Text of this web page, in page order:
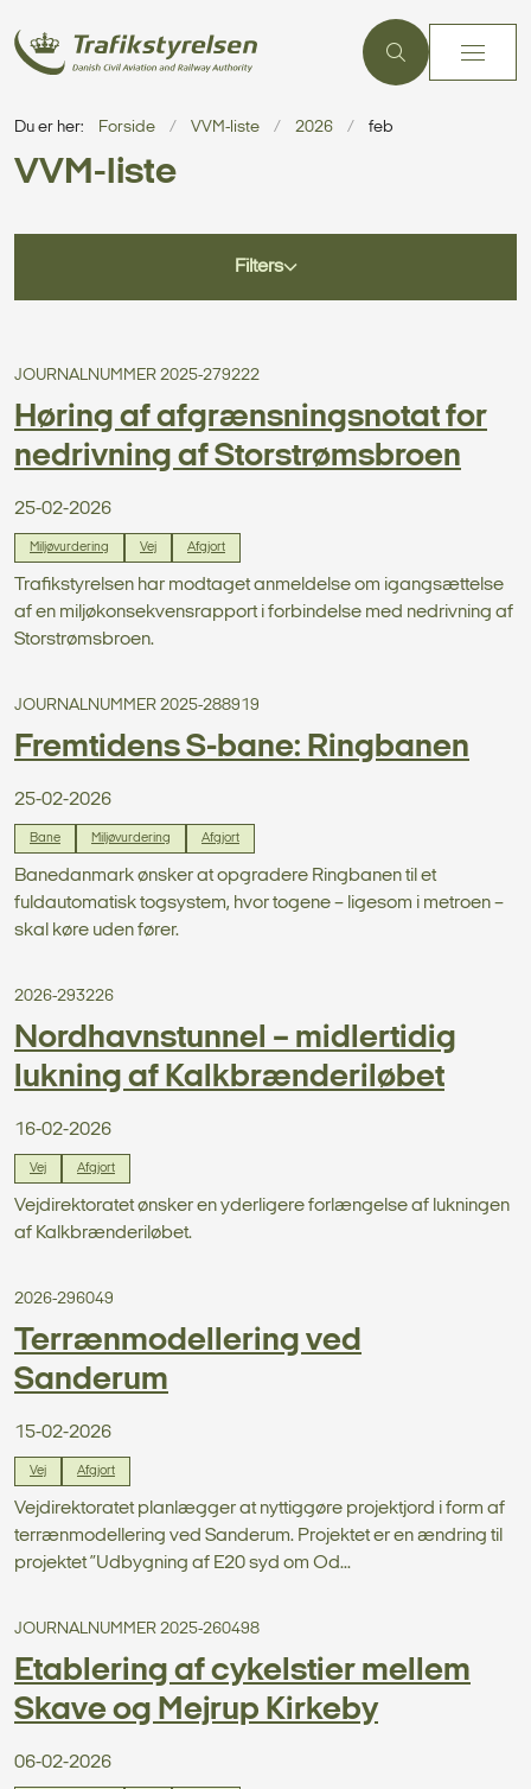
Du er her: Forside VVM-liste 2026 feb
VVM-liste
Filters
JOURNALNUMMER 2025-279222
Høring af afgrænsningsnotat for
nedrivning af Storstrømsbroen
25-02-2026
Miljøvurdering Vej Afgjort
Trafikstyrelsen har modtaget anmeldelse om igangsættelse
af en miljøkonsekvensrapport i forbindelse med nedrivning af
Storstrømsbroen.
JOURNALNUMMER 2025-288919
Fremtidens S-bane: Ringbanen
25-02-2026
Bane Miljøvurdering Afgjort
Banedanmark ønsker at opgradere Ringbanen til et
fuldautomatisk togsystem, hvor togene – ligesom i metroen –
skal køre uden fører.
2026-293226
Nordhavnstunnel – midlertidig
lukning af Kalkbrænderiløbet
16-02-2026
Vej Afgjort
Vejdirektoratet ønsker en yderligere forlængelse af lukningen
af Kalkbrænderiløbet.
2026-296049
Terrænmodellering ved
Sanderum
15-02-2026
Vej Afgjort
Vejdirektoratet planlægger at nyttiggøre projektjord i form af
terrænmodellering ved Sanderum. Projektet er en ændring til
projektet ”Udbygning af E20 syd om Od...
JOURNALNUMMER 2025-260498
Etablering af cykelstier mellem
Skave og Mejrup Kirkeby
06-02-2026